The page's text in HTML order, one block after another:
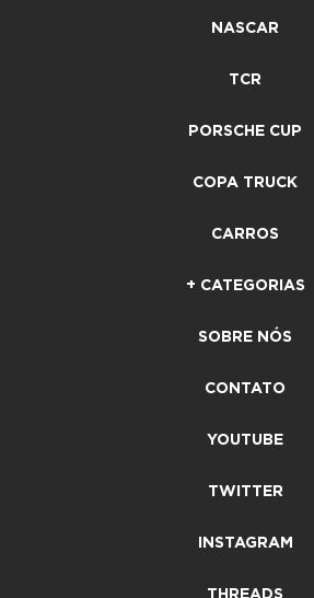
NASCAR
TCR
PORSCHE CUP
COPA TRUCK
CARROS
+ CATEGORIAS
SOBRE NÓS
CONTATO
YOUTUBE
TWITTER
INSTAGRAM
THREADS